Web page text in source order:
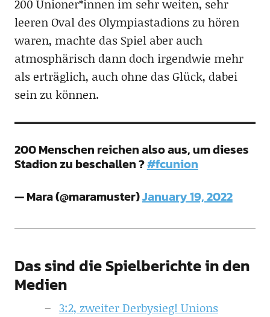
200 Unioner*innen im sehr weiten, sehr
leeren Oval des Olympiastadions zu hören
waren, machte das Spiel aber auch
atmosphärisch dann doch irgendwie mehr
als erträglich, auch ohne das Glück, dabei
sein zu können.
200 Menschen reichen also aus, um dieses
Stadion zu beschallen ?#fcunion
— Mara (@maramuster)January 19, 2022
Das sind die Spielberichte in den
Medien
3:2, zweiter Derbysieg! Unions